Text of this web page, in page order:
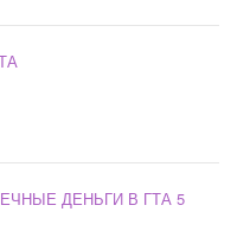
ДЕНЬГИ В ГТА 5